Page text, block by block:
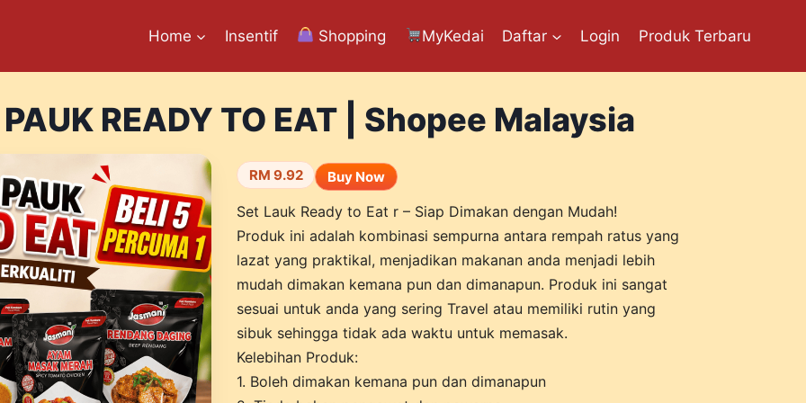
Home Insentif Shopping MyKedai Daftar Login Produk Terbaru
READY TO EAT | Shopee Malaysia
RM 9.92 Buy Now
Set Lauk Ready to Eat r – Siap Dimakan dengan Mudah!
Produk ini adalah kombinasi sempurna antara rempah ratus yang
lazat yang praktikal, menjadikan makanan anda menjadi lebih
mudah dimakan kemana pun dan dimanapun. Produk ini sangat
sesuai untuk anda yang sering Travel atau memiliki rutin yang
sibuk sehingga tidak ada waktu untuk memasak.
Kelebihan Produk:
1. Boleh dimakan kemana pun dan dimanapun